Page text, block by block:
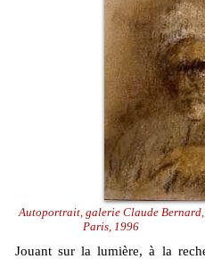
Autoportrait, galerie Claude Bernard,
Paris, 1996
Jouant sur la lumière, à la recherche d’un essentiel intemporel